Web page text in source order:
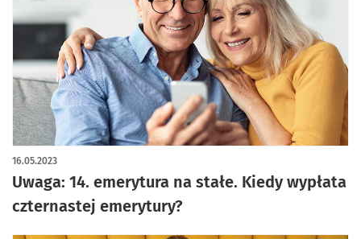
Uwaga: 14. emerytura na stałe. Kiedy wypłata
czternastej emerytury?
16.05.2023